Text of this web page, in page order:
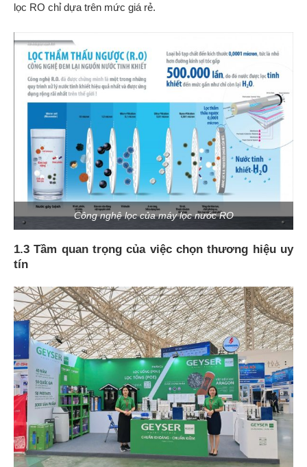
lọc RO chỉ dựa trên mức giá rẻ.
Công nghệ lọc của máy lọc nước RO
1.3 Tầm quan trọng của việc chọn thương hiệu uy
tín